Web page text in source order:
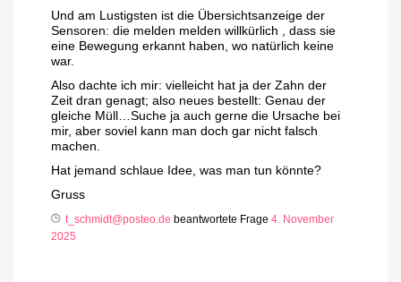
Und am Lustigsten ist die Übersichtsanzeige der
Sensoren: die melden melden willkürlich , dass sie
eine Bewegung erkannt haben, wo natürlich keine
war.
Also dachte ich mir: vielleicht hat ja der Zahn der
Zeit dran genagt; also neues bestellt: Genau der
gleiche Müll…Suche ja auch gerne die Ursache bei
mir, aber soviel kann man doch gar nicht falsch
machen.
Hat jemand schlaue Idee, was man tun könnte?
Gruss
t_schmidt@posteo.de beantwortete Frage 4. November
2025